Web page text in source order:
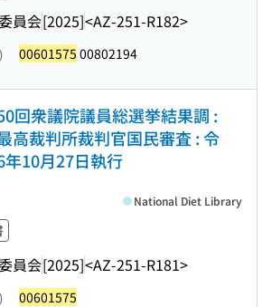
員会[2025]<AZ-251-R182>
00601575 00802194
回衆議院議員総選挙結果調 :
高裁判所裁判官国民審査 : 令
年10月27日執行
員会[2025]<AZ-251-R181>
National Diet Library
00601575